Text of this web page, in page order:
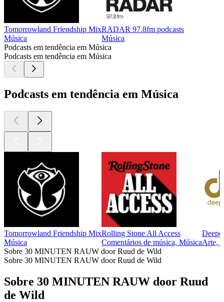
Tomorrowland Friendship Mix
Música
RADAR 97.8fm podcasts
Música
Podcasts em tendência em Música
Podcasts em tendência em Música
Podcasts em tendência em Música
Tomorrowland Friendship Mix
Música
Rolling Stone All Access
Comentários de música, MúsicaArte,
Sobre 30 MINUTEN RAUW door Ruud de Wild
Sobre 30 MINUTEN RAUW door Ruud de Wild
Sobre 30 MINUTEN RAUW door Ruud
de Wild